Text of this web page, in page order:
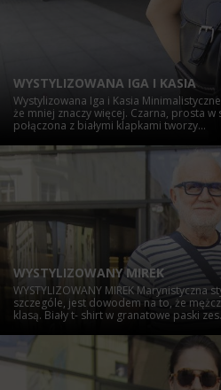
WYSTYLIZOWANA IGA I KASIA
Wystylizowana Iga i Kasia
że mniej znaczy więcej. Czarna, prosta
połączona z białymi klapkami tworzy...
WYSTYLIZOWANY MIREK
WYSTYLIZOWANY MIREK Marynistyczna
szczególe, jest dowodem na to, że
klasą. Biały t- shirt w granatowe paski